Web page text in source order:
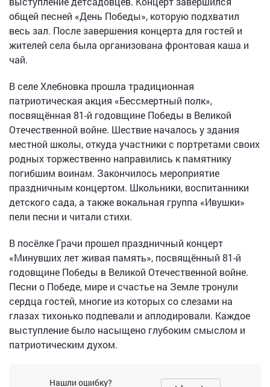
общей песней «День Победы», которую подхватил
весь зал. После завершения концерта для гостей и
жителей села была организована фронтовая каша и
чай.
В селе Хлебновка прошла традиционная
патриотическая акция «Бессмертный полк»,
посвящённая 81-й годовщине Победы в Великой
Отечественной войне. Шествие началось у здания
местной школы, откуда участники с портретами своих
родных торжественно направились к памятнику
погибшим воинам. Закончилось мероприятие
праздничным концертом. Школьники, воспитанники
детского сада, а также вокальная группа «Ивушки»
пели песни и читали стихи.
В посёлке Грачи прошел праздничный концерт
«Минувших лет живая память», посвящённый 81-й
годовщине Победы в Великой Отечественной войне.
Песни о Победе, мире и счастье на Земле тронули
сердца гостей, многие из которых со слезами на
глазах тихонько подпевали и аплодировали. Каждое
выступление было насыщено глубоким смыслом и
патриотическим духом.
Нашли ошибку?